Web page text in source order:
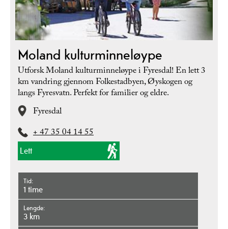
Moland kulturminneløype
Utforsk Moland kulturminneløype i Fyresdal! En lett 3
km vandring gjennom Folkestadbyen, Øyskogen og
langs Fyresvatn. Perfekt for familier og eldre.
Fyresdal
+ 47 35 04 14 55
Lett
Tid
1 time
Lengde
3 km